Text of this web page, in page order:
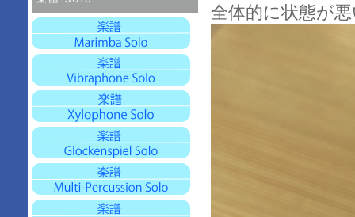
全体的に状態が